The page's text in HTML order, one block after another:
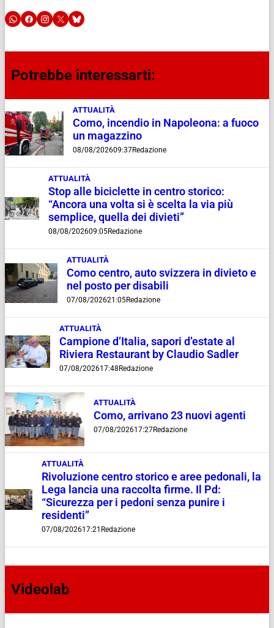
Potrebbe interessarti:
ATTUALITÀ
Como, incendio in Napoleona: a fuoco
un magazzino
08/08/202609:37Redazione
ATTUALITÀ
Stop alle biciclette in centro storico:
“Ancora una volta si è scelta la via più
semplice, quella dei divieti”
08/08/202609:05Redazione
ATTUALITÀ
Como centro, auto svizzera in divieto e
nel posto per disabili
07/08/202621:05Redazione
ATTUALITÀ
Campione d’Italia, sapori d’estate al
Riviera Restaurant by Claudio Sadler
07/08/202617:48 Redazione
ATTUALITÀ
Como, arrivano 23 nuovi agenti
07/08/202617:27Redazione
ATTUALITÀ
Rivoluzione centro storico e aree pedonali, la
Lega lancia una raccolta firme. Il Pd:
“Sicurezza per i pedoni senza punire i
residenti”
07/08/202617:21 Redazione
Videolab